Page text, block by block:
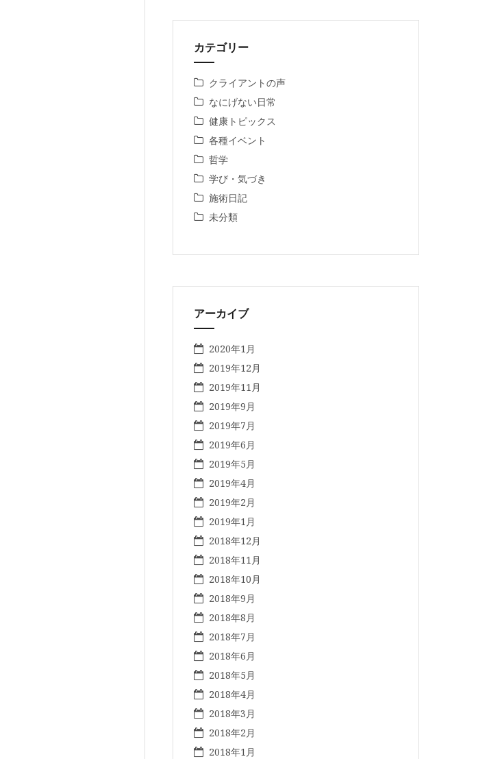
カテゴリー
クライアントの声
なにげない日常
健康トピックス
各種イベント
哲学
学び・気づき
施術日記
未分類
アーカイブ
2020年1月
2019年12月
2019年11月
2019年9月
2019年7月
2019年6月
2019年5月
2019年4月
2019年2月
2019年1月
2018年12月
2018年11月
2018年10月
2018年9月
2018年8月
2018年7月
2018年6月
2018年5月
2018年4月
2018年3月
2018年2月
2018年1月